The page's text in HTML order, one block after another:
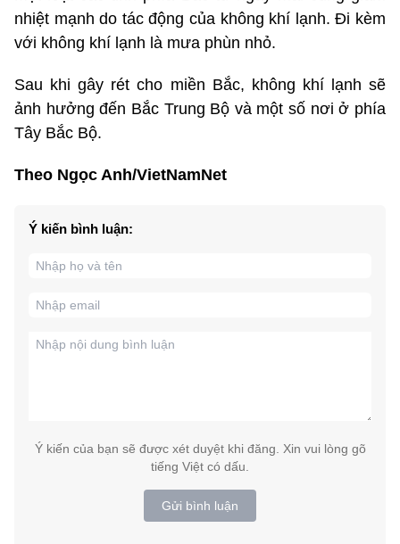
nhiệt mạnh do tác động của không khí lạnh. Đi kèm
với không khí lạnh là mưa phùn nhỏ.
Sau khi gây rét cho miền Bắc, không khí lạnh sẽ
ảnh hưởng đến Bắc Trung Bộ và một số nơi ở phía
Tây Bắc Bộ.
Theo Ngọc Anh/VietNamNet
Ý kiến bình luận:
Ý kiến của bạn sẽ được xét duyệt khi đăng. Xin vui lòng gõ
tiếng Việt có dấu.
Gửi bình luận